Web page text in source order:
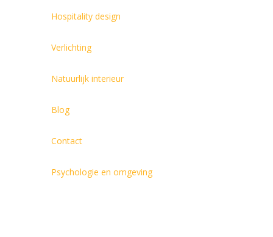
Hospitality design
Verlichting
Natuurlijk interieur
Blog
Contact
Psychologie en omgeving